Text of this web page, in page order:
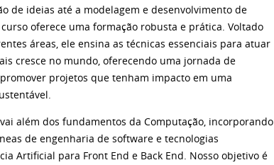
de ideias até a modelagem e desenvolvimento de
oferece uma formação robusta e prática. Voltado
áreas, ele ensina as técnicas essenciais para atuar
cresce no mundo, oferecendo uma jornada de
projetos que tenham impacto em uma
além dos fundamentos da Computação, incorporando
de engenharia de software e tecnologias
Artificial para Front End e Back End. Nosso objetivo é